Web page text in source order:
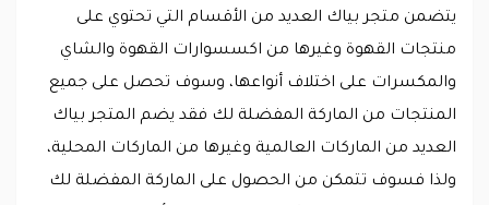
يتضمن متجر بياك العديد من الأقسام التي تحتوي على
منتجات القهوة وغيرها من اكسسوارات القهوة والشاي
والمكسرات على اختلاف أنواعها، وسوف تحصل على جميع
المنتجات من الماركة المفضلة لك فقد يضم المتجر بياك
العديد من الماركات العالمية وغيرها من الماركات المحلية،
ولذا فسوف تتمكن من الحصول على الماركة المفضلة لك